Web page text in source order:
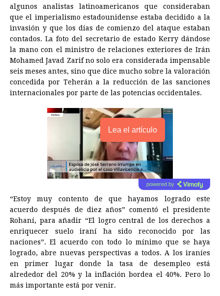
algunos analistas latinoamericanos que consideraban
que el imperialismo estadounidense estaba decidido a la
invasión y que los días de comienzo del ataque estaban
contados. La foto del secretario de estado Kerry dándose
la mano con el ministro de relaciones exteriores de Irán
Mohamed Javad Zarif no solo era considerada impensable
seis meses antes, sino que dice mucho sobre la valoración
concedida por Teherán a la reducción de las sanciones
internacionales por parte de las potencias occidentales.
Lea el artículo
powered by
“Estoy muy contento de que hayamos logrado este
acuerdo después de diez años” comentó el presidente
Rohaní, para añadir “El logro central de los derechos a
enriquecer suelo iraní ha sido reconocido por las
naciones”. El acuerdo con todo lo mínimo que se haya
logrado, abre nuevas perspectivas a todos. A los iraníes
en primer lugar donde la tasa de desempleo está
alrededor del 20% y la inflación bordea el 40%. Pero lo
más importante está por venir.